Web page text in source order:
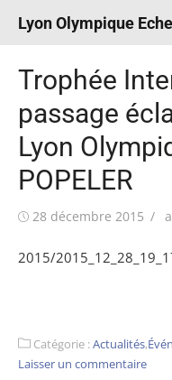
Lyon Olympique
Trophée
passage
Lyon
POPELER
Publié
28 décembre 2015
2015/
Catégorie :Actualités,
Laisser un commentaire